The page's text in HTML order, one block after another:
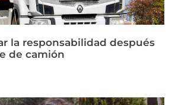
la responsabilidad después
de camión